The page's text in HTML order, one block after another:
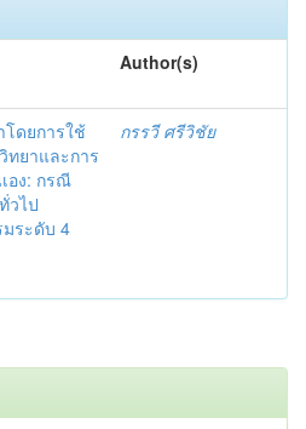
Author(s)
ดยการใช้
ทยาและการ
อง: กรณี
วไป
มระดับ 4
กรรวี ศรีวิชัย